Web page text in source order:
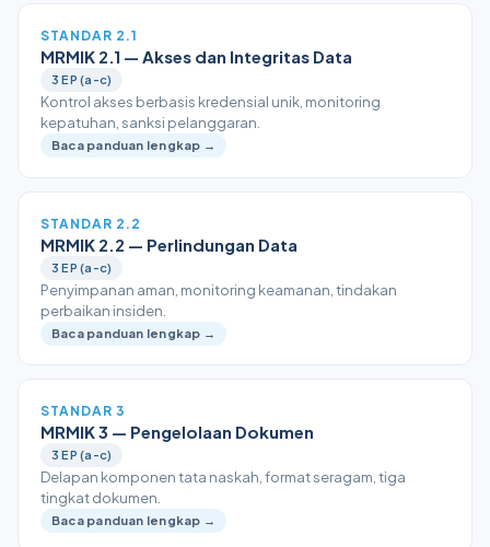
STANDAR 2.1
MRMIK 2.1 — Akses dan Integritas Data
3 EP (a-c)
Kontrol akses berbasis kredensial unik, monitoring
kepatuhan, sanksi pelanggaran.
Baca panduan lengkap →
STANDAR 2.2
MRMIK 2.2 — Perlindungan Data
3 EP (a-c)
Penyimpanan aman, monitoring keamanan, tindakan
perbaikan insiden.
Baca panduan lengkap →
STANDAR 3
MRMIK 3 — Pengelolaan Dokumen
3 EP (a-c)
Delapan komponen tata naskah, format seragam, tiga
tingkat dokumen.
Baca panduan lengkap →